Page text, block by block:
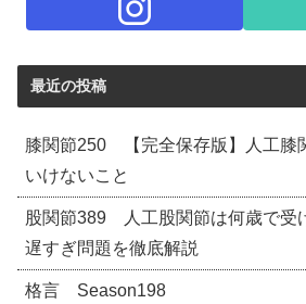
最近の投稿
膝関節250 【完全保存版】人工膝
いけないこと
股関節389 人工股関節は何歳で受
遅すぎ問題を徹底解説
格言 Season198